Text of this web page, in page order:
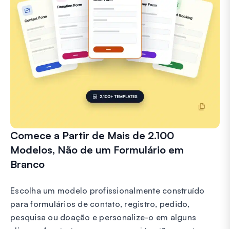
Comece a Partir de Mais de 2.100
Modelos, Não de um Formulário em
Branco
Escolha um modelo profissionalmente construído
para formulários de contato, registro, pedido,
pesquisa ou doação e personalize-o em alguns